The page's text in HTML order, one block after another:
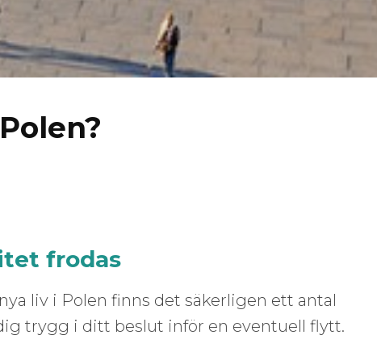
frodas
liv i Polen finns det säkerligen ett antal
trygg i ditt beslut inför en eventuell flytt.